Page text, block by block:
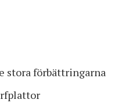
stora förbättringarna